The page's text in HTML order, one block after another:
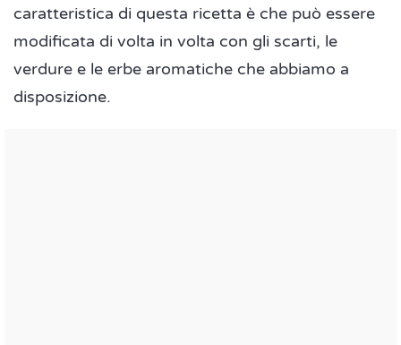
caratteristica di questa ricetta è che può essere
modificata di volta in volta con gli scarti, le
verdure e le erbe aromatiche che abbiamo a
disposizione.